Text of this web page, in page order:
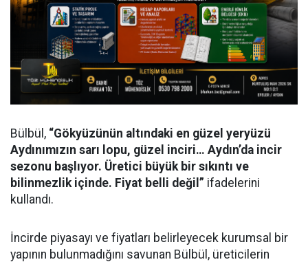
Bülbül, “Gökyüzünün altındaki en güzel yeryüzü
Aydınımızın sarı lopu, güzel inciri… Aydın’da incir
sezonu başlıyor. Üretici büyük bir sıkıntı ve
bilinmezlik içinde. Fiyat belli değil” ifadelerini
kullandı.
İncirde piyasayı ve fiyatları belirleyecek kurumsal bir
yapının bulunmadığını savunan Bülbül, üreticilerin